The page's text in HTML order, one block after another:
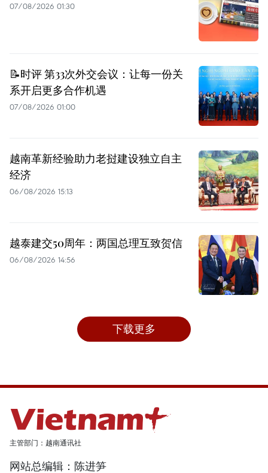
07/08/2026 01:30
📝时评 第33次外交会议：让每一份关
系开启更多合作机遇
07/08/2026 01:00
越南革新经验助力老挝建设独立自主
经济
06/08/2026 15:13
越泰建交50周年：两国总理互致贺信
06/08/2026 14:56
下载更多
主管部门：越南通讯社
网站总编辑：陈进笋